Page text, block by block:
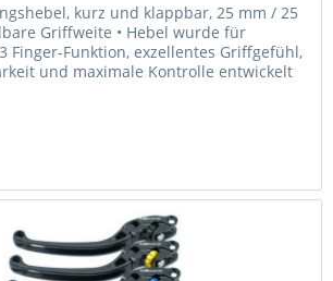
kurz und klappbar, 25 mm / 25
Griffweite • Hebel wurde für
Finger-Funktion, exzellentes Griffgefühl,
und maximale Kontrolle entwickelt